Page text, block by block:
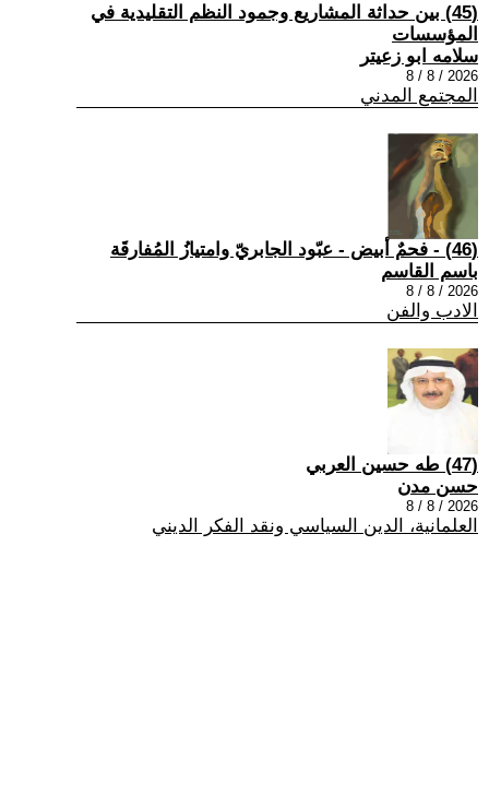
(45) بين حداثة المشاريع وجمود النظم التقليدية في
المؤسسات
سلامه ابو زعيتر
2026 / 8 / 8
المجتمع المدني
(46) - فحمٌ أبيض - عبّود الجابريّ وامتيازُ المُفارقَة
باسم القاسم
2026 / 8 / 8
الادب والفن
(47) طه حسين العربي
حسن مدن
2026 / 8 / 8
العلمانية، الدين السياسي ونقد الفكر الديني